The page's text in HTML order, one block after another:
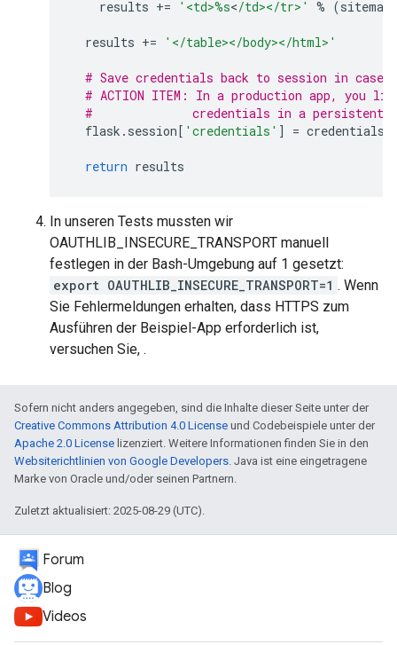
results += '<td>%s</td></tr>' % (
results += '</table></body></html>'
# Save credentials back to session in case
# ACTION ITEM: In a production app, you
#              credentials in a persistent
flask . session[ 'credentials' ] =
return results
In unseren Tests mussten wir
OAUTHLIB_INSECURE_TRANSPORT manuell
festlegen in der Bash-Umgebung auf 1 gesetzt:
export OAUTHLIB_INSECURE_TRANSPORT=1 . Wenn
Sie Fehlermeldungen erhalten, dass HTTPS zum
Ausführen der Beispiel-App erforderlich ist,
versuchen Sie, .
Sofern nicht anders angegeben, sind die Inhalte dieser Seite unter der
Creative Commons Attribution 4.0 License und Codebeispiele unter der
Apache 2.0 License lizenziert. Weitere Informationen finden Sie in den
Websiterichtlinien von Google Developers. Java ist eine eingetragene
Marke von Oracle und/oder seinen Partnern.
Zuletzt aktualisiert: 2025-08-29 (UTC).
Forum
Blog
Videos